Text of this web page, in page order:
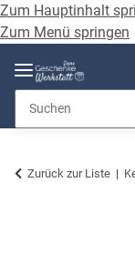
Zum Hauptinhalt
Zum Menü springen
Zurück zur Liste